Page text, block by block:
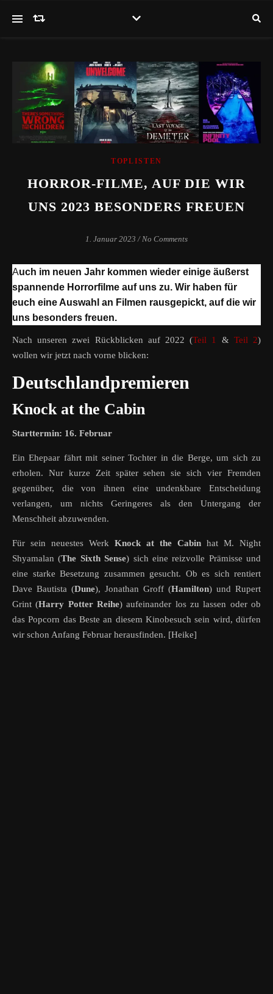
TOPLISTEN
HORROR-FILME, AUF DIE WIR
UNS 2023 BESONDERS FREUEN
1. Januar 2023 / No Comments
Auch im neuen Jahr kommen wieder einige äußerst
spannende Horrorfilme auf uns zu. Wir haben für
euch eine Auswahl an Filmen rausgepickt, auf die wir
uns besonders freuen.
Nach unseren zwei Rückblicken auf 2022 (Teil 1 & Teil 2)
wollen wir jetzt nach vorne blicken:
Deutschlandpremieren
Knock at the Cabin
Starttermin: 16. Februar
Ein Ehepaar fährt mit seiner Tochter in die Berge, um sich zu
erholen. Nur kurze Zeit später sehen sie sich vier Fremden
gegenüber, die von ihnen eine undenkbare Entscheidung
verlangen, um nichts Geringeres als den Untergang der
Menschheit abzuwenden.
Für sein neuestes Werk Knock at the Cabin hat M. Night
Shyamalan (The Sixth Sense) sich eine reizvolle Prämisse und
eine starke Besetzung zusammen gesucht. Ob es sich rentiert
Dave Bautista (Dune), Jonathan Groff (Hamilton) und Rupert
Grint (Harry Potter Reihe) aufeinander los zu lassen oder ob
das Popcorn das Beste an diesem Kinobesuch sein wird, dürfen
wir schon Anfang Februar herausfinden. [Heike]